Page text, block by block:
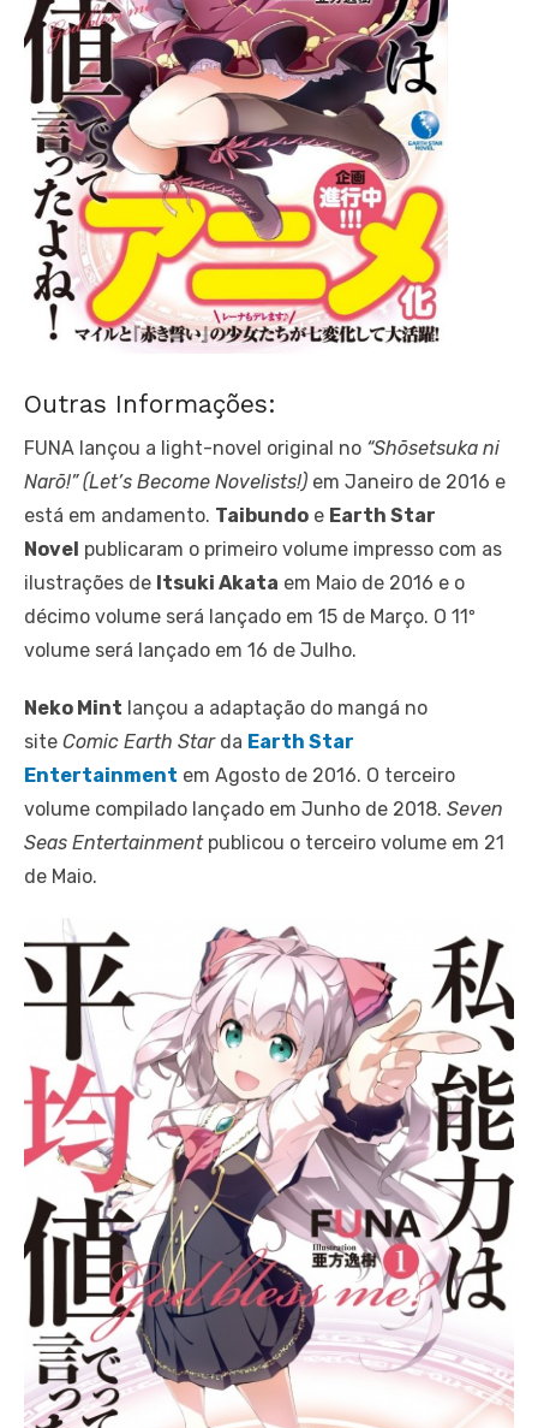
Outras Informações:
FUNA lançou a light-novel original no “Shōsetsuka ni
Narō!” (Let’s Become Novelists!) em Janeiro de 2016 e
está em andamento. Taibundo e Earth Star
Novel publicaram o primeiro volume impresso com as
ilustrações de Itsuki Akata em Maio de 2016 e o
décimo volume será lançado em 15 de Março. O 11º
volume será lançado em 16 de Julho.
Neko Mint lançou a adaptação do mangá no
site Comic Earth Starda Earth Star
Entertainment em Agosto de 2016. O terceiro
volume compilado lançado em Junho de 2018. Seven
Seas Entertainmentpublicou o terceiro volume em 21
de Maio.